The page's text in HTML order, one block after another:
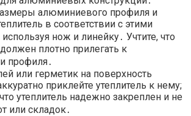
алюминиевого профиля и
в соответствии с этими
нож и линейку․ Учтите, что
плотно прилегать к
профиля․
или герметик на поверхность
приклейте утеплитель к нему;
утеплитель надежно закреплен и не
или складок․